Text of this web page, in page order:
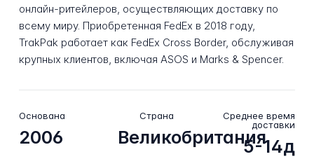
онлайн-ритейлеров, осуществляющих доставку по
всему миру. Приобретенная FedEx в 2018 году,
TrakPak работает как FedEx Cross Border, обслуживая
крупных клиентов, включая ASOS и Marks & Spencer.
Основана
2006
Страна
Великобритания
Среднее время
доставки
5-14д